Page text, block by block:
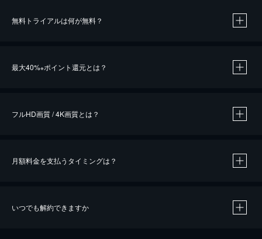
無料トライアルは何が無料？
最大40%※ポイント還元とは？
※40％ポイント還元の対象は、クレジットカード決済による作品の購入 / レンタルです。
フルHD画質 / 4K画質とは？
月額料金を支払うタイミングは？
いつでも解約できますか